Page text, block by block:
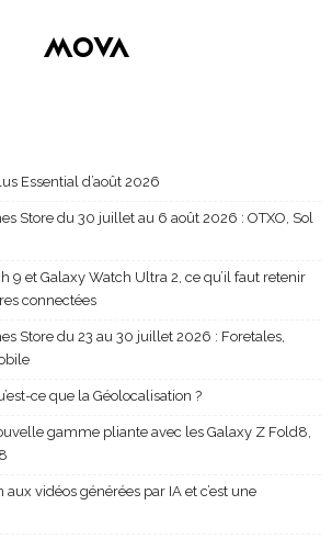
Essential d’août 2026
Store du 30 juillet au 6 août 2026 : OTXO, Sol
9 et Galaxy Watch Ultra 2, ce qu’il faut retenir
connectées
Store du 23 au 30 juillet 2026 : Foretales,
ce que la Géolocalisation ?
gamme pliante avec les Galaxy Z Fold8,
aux vidéos générées par IA et c’est une